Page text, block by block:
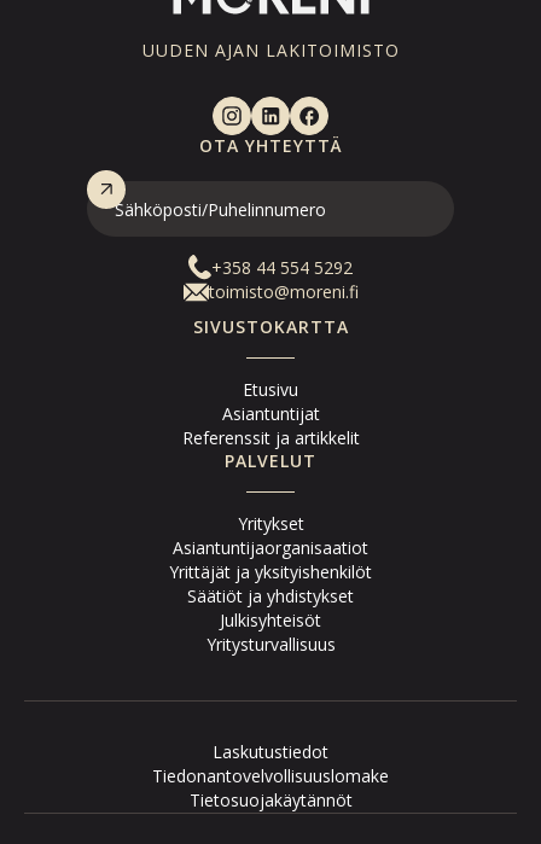
UUDEN AJAN LAKITOIMISTO
SIVUSTOKARTTA
Etusivu
Asiantuntijat
Referenssit ja artikkelit
PALVELUT
Yritykset
Asiantuntijaorganisaatiot
Yrittäjät ja yksityishenkilöt
Säätiöt ja yhdistykset
Julkisyhteisöt
Yritysturvallisuus
OTA YHTEYTTÄ
+358 44 554 5292
toimisto@moreni.fi
Laskutustiedot
Tiedonantovelvollisuuslomake
Tietosuojakäytännöt